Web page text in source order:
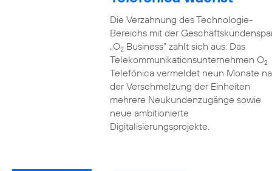
Die Verzahnung des Technologie-
Bereichs mit der
„O2Business” zahlt sich aus: Das
Telekommunikationsunternehmen O2
Telefónica vermeldet neun Monate
der Verschmelzung der Einheiten
mehrere Neukundenzugänge sowie
neue ambitionierte
Digitalisierungsprojekte.